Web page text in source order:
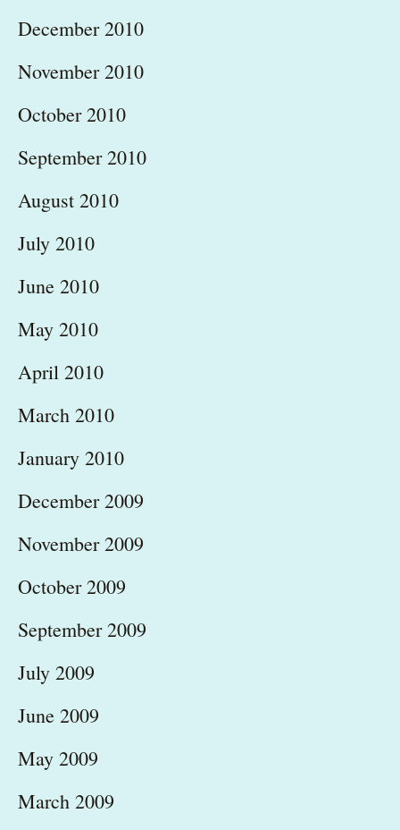
December 2010
November 2010
October 2010
September 2010
August 2010
July 2010
June 2010
May 2010
April 2010
March 2010
January 2010
December 2009
November 2009
October 2009
September 2009
July 2009
June 2009
May 2009
March 2009